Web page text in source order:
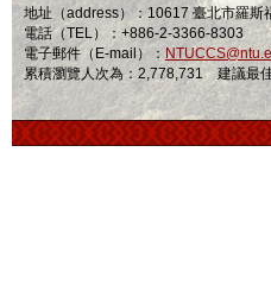
地址（address）：10617 臺北市羅斯
電話（TEL）：+886-2-3366-8303
電子郵件（E-mail）：
累積瀏覽人次為：2,778,731 建議最